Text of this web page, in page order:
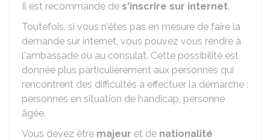
Il est recommandé de s'inscrire sur internet.
Toutefois, si vous n'êtes pas en mesure de faire la
demande sur internet, vous pouvez vous rendre à
l'ambassade ou au consulat. Cette possibilité est
donnée plus particulièrement aux personnes qui
rencontrent des difficultés à effectuer la démarche :
personnes en situation de handicap, personne
âgée.
Vous devez être majeur et de nationalité